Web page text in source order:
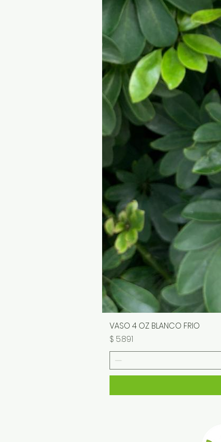
VASO 4 OZ BLANCO FRIO
Precio
$ 5.891